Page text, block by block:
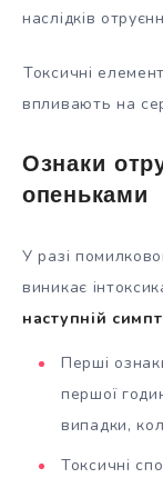
наслідків
Токсичні
впливають на
Ознаки
опеньками
У разі
виникає
наступній
Перші
першої
випадки,
Токсичні